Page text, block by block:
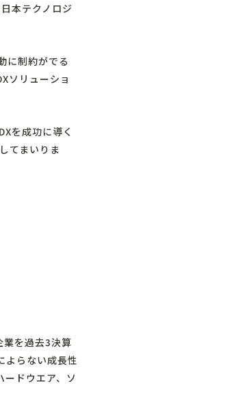
本テクノロジ
に制約がでる
ソリューショ
を成功に導く
てまいりま
を過去3決算
よらない成長性
ドウエア、ソ